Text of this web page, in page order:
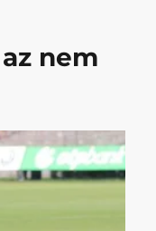
nem